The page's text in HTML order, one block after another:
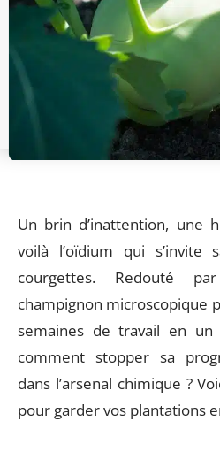
Un brin d’inattention, une
voilà l’oïdium qui s’invite
courgettes. Redouté
champignon microscopique
semaines de travail en
comment stopper sa
dans l’arsenal chimique ?
pour garder vos plantations